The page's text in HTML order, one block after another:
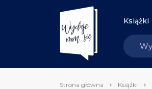
Książki
Strona główna Książki